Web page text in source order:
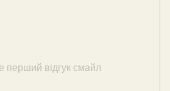
перший відгук смайл